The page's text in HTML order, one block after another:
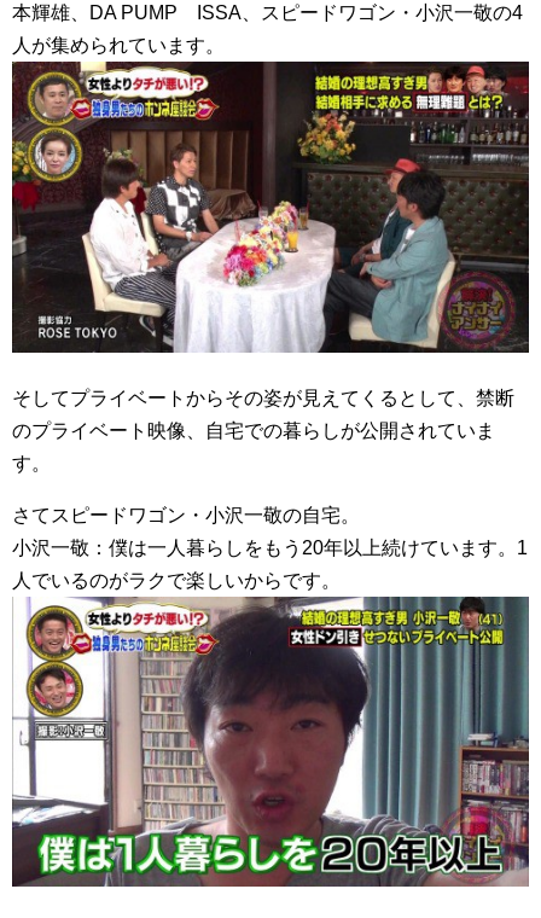
本輝雄、DA PUMP ISSA、スピードワゴン・小沢一敬の4
人が集められています。
そしてプライベートからその姿が見えてくるとして、禁断
のプライベート映像、自宅での暮らしが公開されていま
す。
さてスピードワゴン・小沢一敬の自宅。
小沢一敬：僕は一人暮らしをもう20年以上続けています。1
人でいるのがラクで楽しいからです。